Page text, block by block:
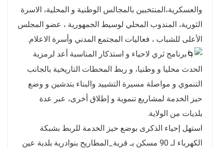
والعسكرية،المنتخبين بالمجالس الوطنية و المحلية، الاسرة
الثورية، المندوب المحلي لوسيط الجمهورية ، عضو المجلس
الأعلى للشباب ، فعاليات المجتمع المدني وأسرة الاعلام.
برنامج ثري لاحياء و استذكار المناسبة أعد لرمزية
الحدث محليا و وطنيا، و ربط المحطات التاريخية بالجانب
التنموي و مواصلة مسيرة التشييد والبناء بتدشين و وضع
حيز الخدمة لمشاريع تنموية و إطلاق أخرى، عبر عدة
بلديات من الولاية.
استهل إحياء الذكرى بوضع حيز الخدمة للربط بشبكة
الكهرباء لـ 90 مسكن بـ قرية_المطاريح بنوادرية بلدية عين